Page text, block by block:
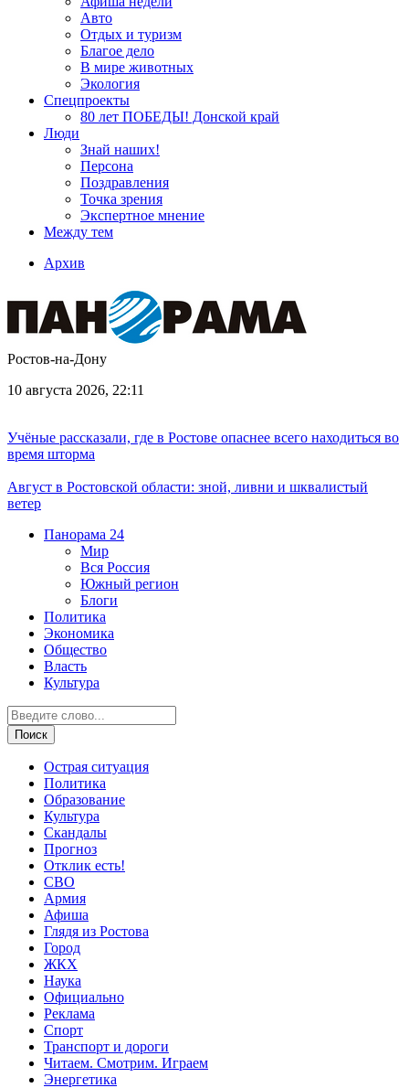
Авто
Отдых и туризм
Благое дело
В мире животных
Экология
Спецпроекты
80 лет ПОБЕДЫ! Донской край
Люди
Знай наших!
Персона
Поздравления
Точка зрения
Экспертное мнение
Между тем
Архив
Ростов-на-Дону
10 августа 2026, 22:11
Учёные рассказали, где в Ростове опаснее всего находиться во
время шторма
Август в Ростовской области: зной, ливни и шквалистый
ветер
Панорама 24
Мир
Вся Россия
Южный регион
Блоги
Политика
Экономика
Общество
Власть
Культура
Острая ситуация
Политика
Образование
Культура
Скандалы
Прогноз
Отклик есть!
СВО
Армия
Афиша
Глядя из Ростова
Город
ЖКХ
Наука
Официально
Реклама
Спорт
Транспорт и дороги
Читаем. Смотрим. Играем
Энергетика